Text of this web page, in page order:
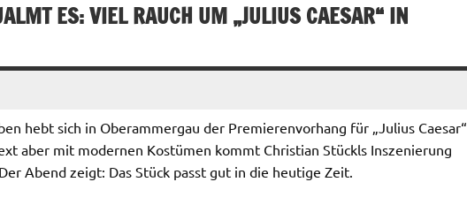
ES: VIEL RAUCH UM „JULIUS CAESAR“ IN
hebt sich in Oberammergau der Premierenvorhang für „Julius Caesar“.
aber mit modernen Kostümen kommt Christian Stückls Inszenierung
Abend zeigt: Das Stück passt gut in die heutige Zeit.